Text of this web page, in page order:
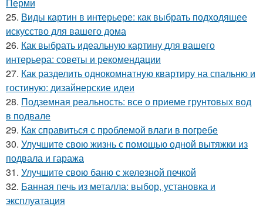
25. Виды картин в интерьере: как выбрать подходящее
искусство для вашего дома
26. Как выбрать идеальную картину для вашего
интерьера: советы и рекомендации
27. Как разделить однокомнатную квартиру на спальню и
гостиную: дизайнерские идеи
28. Подземная реальность: все о приеме грунтовых вод
в подвале
29. Как справиться с проблемой влаги в погребе
30. Улучшите свою жизнь с помощью одной вытяжки из
подвала и гаража
31. Улучшите свою баню с железной печкой
32. Банная печь из металла: выбор, установка и
эксплуатация